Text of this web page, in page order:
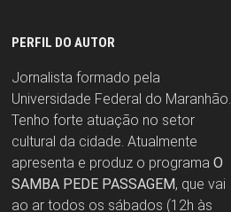
PERFIL DO AUTOR
Jornalista formado pela
Universidade Federal do Maranhão.
Tenho forte atuação no setor
cultural da cidade. Atualmente
apresenta e produz o programa O
SAMBA PEDE PASSAGEM, que vai
ao ar todos os sábados (12h às